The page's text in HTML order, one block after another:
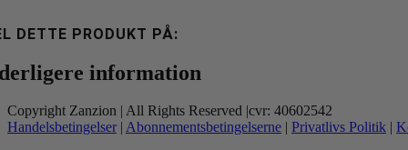
DETTE PRODUKT PÅ:
information
Copyright Zanzion | All Rights Reserved |cvr: 40602542
Handelsbetingelser | Abonnementsbetingelserne | Privatlivs Politik |